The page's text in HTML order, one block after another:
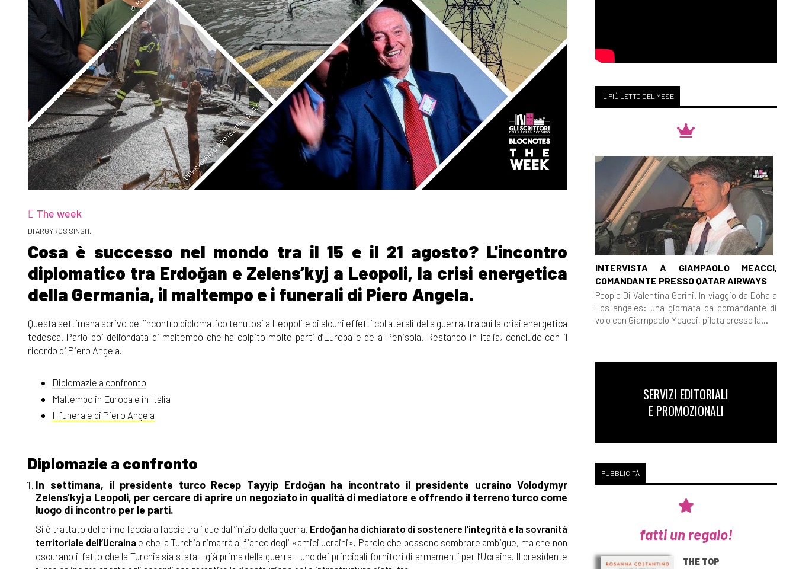
The week
DI ARGYROS SINGH.
Cosa è successo nel mondo tra il 15 e il 21 agosto? L'incontro
diplomatico tra Erdoğan e Zelens’kyj a Leopoli, la crisi energetica
della Germania, il maltempo e i funerali di Piero Angela.
Questa settimana scrivo dell’incontro diplomatico tenutosi a Leopoli e di alcuni effetti collaterali della guerra, tra cui la crisi energetica
tedesca. Parlo poi dell’ondata di maltempo che ha colpito molte parti d’Europa e della Penisola. Restando in Italia, concludo con il
ricordo di Piero Angela.
Diplomazie a confronto
Maltempo in Europa e in Italia
Il funerale di Piero Angela
Diplomazie a confronto
In settimana, il presidente turco Recep Tayyip Erdoğan ha incontrato il presidente ucraino Volodymyr
Zelens’kyj a Leopoli, per cercare di aprire un negoziato in qualità di mediatore e offrendo il terreno turco come
luogo di incontro per le parti.
Si è trattato del primo faccia a faccia tra i due dall’inizio della guerra. Erdoğan ha dichiarato di sostenere l’integrità e la sovranità
territoriale dell’Ucraina e che la Turchia rimarrà al fianco degli «amici ucraini». Parole che possono sembrare ambigue, ma che non
oscurano il fatto che la Turchia sia stata – già prima della guerra – uno dei principali fornitori di armamenti per l’Ucraina. Il presidente
IL PIÙ LETTO DEL MESE
INTERVISTA A GIAMPAOLO MEACCI,
COMANDANTE PRESSO QATAR AIRWAYS
People Di Valentina Gerini. In viaggio da Doha a
Los angeles: una giornata da comandante di
volo con Giampaolo Meacci, pilota presso la...
SERVIZI EDITORIALI
E PROMOZIONALI
PUBBLICITÀ
fatti un regalo!
THE TOP